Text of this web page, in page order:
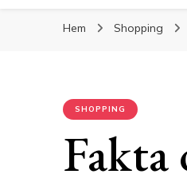
Hem Shopping
SHOPPING